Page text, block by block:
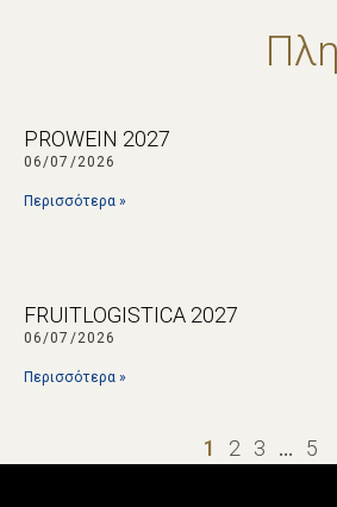
PROWEIN 2027
06/07/2026
Περισσότερα »
FRUITLOGISTICA 2027
06/07/2026
Περισσότερα »
1 2 3 … 5